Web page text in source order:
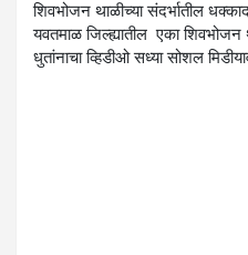
शिवभोजन थाळीच्या संदर्भातील
यवतमाळ जिल्ह्यातील एका शिवभोजन
धुतांनाचा व्हिडीओ सध्या सोशल